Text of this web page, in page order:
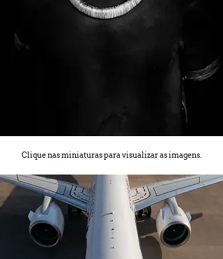
Clique nas miniaturas para visualizar as imagens.